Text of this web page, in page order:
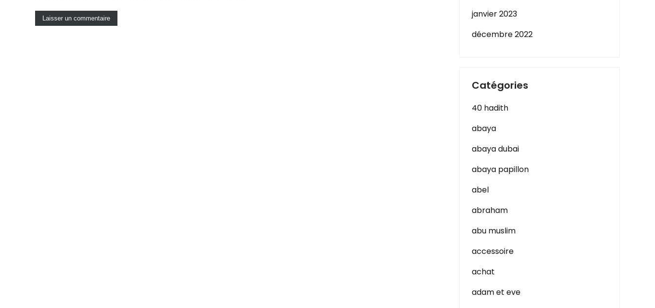
janvier 2023
décembre 2022
Catégories
40 hadith
abaya
abaya dubai
abaya papillon
abel
abraham
abu muslim
accessoire
achat
adam et eve